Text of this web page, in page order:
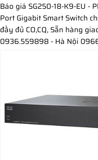
Báo giá SG250-18-K9-EU -
Port Gigabit Smart Switch
đầy đủ CO,CQ, Sẵn hàng
0936.559898 - Hà Nội